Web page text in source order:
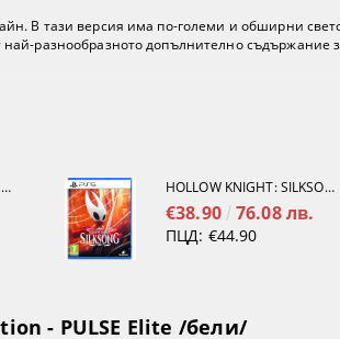
В тази версия има по-големи и обширни
разнообразното допълнително съдържание
HOLLOW KNIGHT: SILKSONG [NINTENDO SWITCH 2] HOLLOW KNIGHT: SILKSONG [PS5]
€38.90 76.08 лв.
ПЦД: €44.90
- PULSE Elite /бели/